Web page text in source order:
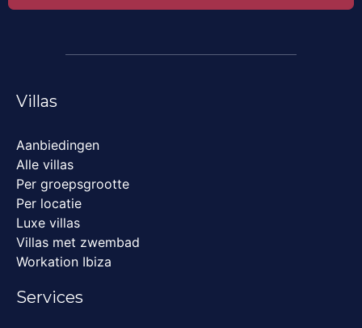
Villas
Aanbiedingen
Alle villas
Per groepsgrootte
Per locatie
Luxe villas
Villas met zwembad
Workation Ibiza
Services